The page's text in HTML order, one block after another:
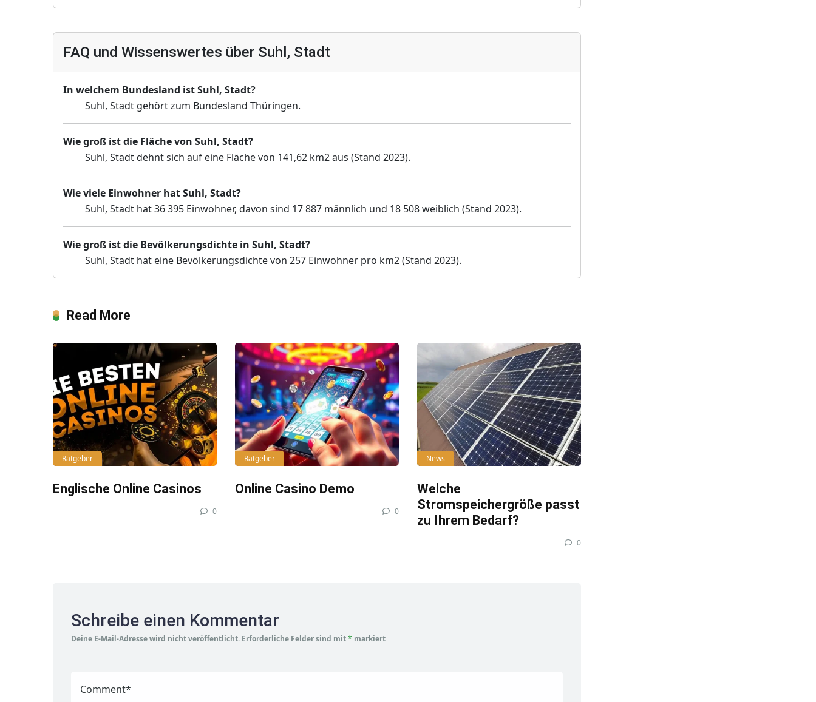
FAQ und Wissenswertes über Suhl, Stadt
In welchem Bundesland ist Suhl, Stadt?
Suhl, Stadt gehört zum Bundesland Thüringen.
Wie groß ist die Fläche von Suhl, Stadt?
Suhl, Stadt dehnt sich auf eine Fläche von 141,62 km2 aus (Stand 2023).
Wie viele Einwohner hat Suhl, Stadt?
Suhl, Stadt hat 36 395 Einwohner, davon sind 17 887 männlich und 18 508 weiblich (Stand 2023).
Wie groß ist die Bevölkerungsdichte in Suhl, Stadt?
Suhl, Stadt hat eine Bevölkerungsdichte von 257 Einwohner pro km2 (Stand 2023).
Read More
Ratgeber
Englische Online Casinos
0
Ratgeber
Online Casino Demo
0
News
Welche
Stromspeichergröße passt
zu Ihrem Bedarf?
0
Schreibe einen Kommentar
Deine E-Mail-Adresse wird nicht veröffentlicht. Erforderliche Felder sind mit* markiert